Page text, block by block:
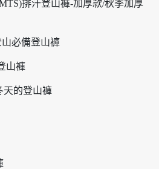
排汗登山褲-加厚款/秋季加厚
必備登山褲
山褲
天的登山褲